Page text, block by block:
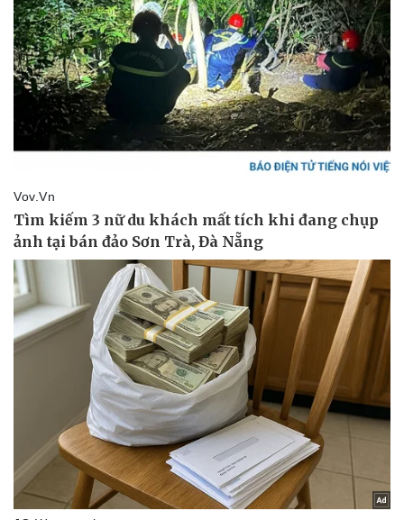
Pháp luật
Tin nóng
Tư vấn luật
Quân sự - Quốc phòng
Vũ khí
Phân tích